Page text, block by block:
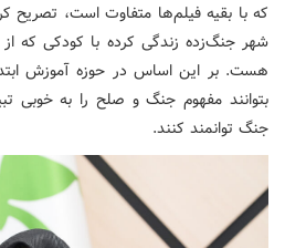
که با بقیه فیلم‌ها متفاوت است، تصریح
شهر جنگ‌زده زندگی کرده با کودکی که
هست. بر این اساس در حوزه آموزش ابتدا
بتوانند مفهوم جنگ و صلح را به خوبی
جنگ توانمند کنند.